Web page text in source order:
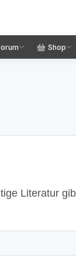
Shop
Literatur